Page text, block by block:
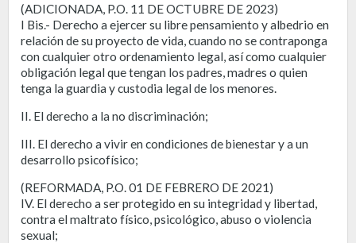
(ADICIONADA, P.O. 11 DE OCTUBRE DE 2023)
I Bis.- Derecho a ejercer su libre pensamiento y albedrio en
relación de su proyecto de vida, cuando no se contraponga
con cualquier otro ordenamiento legal, así como cualquier
obligación legal que tengan los padres, madres o quien
tenga la guardia y custodia legal de los menores.
II. El derecho a la no discriminación;
III. El derecho a vivir en condiciones de bienestar y a un
desarrollo psicofísico;
(REFORMADA, P.O. 01 DE FEBRERO DE 2021)
IV. El derecho a ser protegido en su integridad y libertad,
contra el maltrato físico, psicológico, abuso o violencia
sexual;